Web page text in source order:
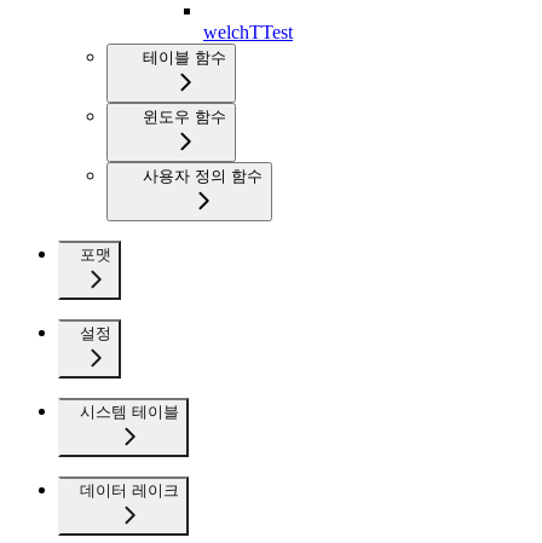
welchTTest
테이블 함수
윈도우 함수
사용자 정의 함수
포맷
설정
시스템 테이블
데이터 레이크